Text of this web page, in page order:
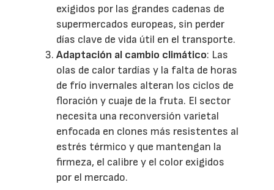
exigidos por las grandes cadenas de
supermercados europeas, sin perder
días clave de vida útil en el transporte.
Adaptación al cambio climático: Las
olas de calor tardías y la falta de horas
de frío invernales alteran los ciclos de
floración y cuaje de la fruta. El sector
necesita una reconversión varietal
enfocada en clones más resistentes al
estrés térmico y que mantengan la
firmeza, el calibre y el color exigidos
por el mercado.